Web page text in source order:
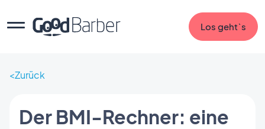
Los geht`s
Zurück
Der BMI-Rechner: eine